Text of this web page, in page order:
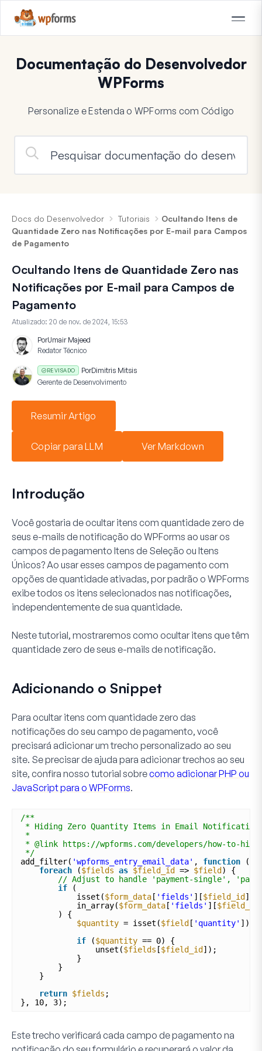
Documentação do Desenvolvedor
WPForms
Personalize e Estenda o WPForms com Código
Docs do Desenvolvedor Tutoriais
Ocultando Itens de
Quantidade Zero nas Notificações por E-mail para Campos
de Pagamento
Ocultando Itens de Quantidade Zero nas
Notificações por E-mail para Campos de
Pagamento
Atualizado: 20 de nov. de 2024, 15:53
PorUmair Majeed
Redator Técnico
REVISADO PorDimitris Mitsis
Gerente de Desenvolvimento
Resumir Artigo
Copiar para LLM Ver Markdown
Introdução
Você gostaria de ocultar itens com quantidade zero de
seus e-mails de notificação do WPForms ao usar os
campos de pagamento Itens de Seleção ou Itens
Únicos? Ao usar esses campos de pagamento com
opções de quantidade ativadas, por padrão o WPForms
exibe todos os itens selecionados nas notificações,
independentemente de sua quantidade.
Neste tutorial, mostraremos como ocultar itens que têm
quantidade zero de seus e-mails de notificação.
Adicionando o Snippet
Para ocultar itens com quantidade zero das
notificações do seu campo de pagamento, você
precisará adicionar um trecho personalizado ao seu
site. Se precisar de ajuda para adicionar trechos ao seu
site, confira nosso tutorial sobrecomo adicionar PHP ou
JavaScript para o WPForms.
/**
* Hiding Zero Quantity Items in Email
*
* @link https://wpforms.com/developers/how-to-
*/
add_filter( 'wpforms_entry_email_data' , function (
foreach
($fields as $field_id => $field) {
// Adjust to handle 'payment-single',
if
(
isset($form_data[ 'fields' ][$field_id][
in_array($form_data[ 'fields' ][$field_id
) {
$quantity = isset($field[ 'quantity' ])
if
($quantity == 0) {
unset($fields [$field_id]);
}
}
}
return $fields ;
}, 10, 3);
Este trecho verificará cada campo de pagamento na